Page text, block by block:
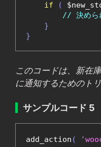
if
(
// 決めら
}
}
このコードは、新在
に通知するためのト
サンプルコード 5
add_action (